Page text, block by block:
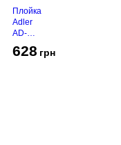
Плойка
Adler
AD-
628 грн